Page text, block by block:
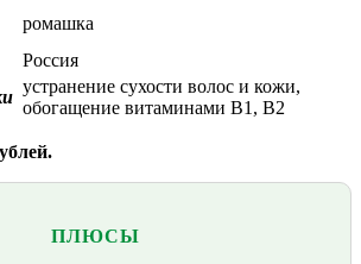
ромашка
Россия
устранение сухости волос и кожи,
обогащение витаминами В1, В2
ПЛЮСЫ